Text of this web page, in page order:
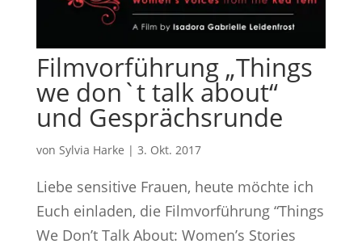
Filmvorführung „Things
we don`t talk about“
und Gesprächsrunde
von Sylvia Harke | 3. Okt. 2017
Liebe sensitive Frauen, heute möchte ich
Euch einladen, die Filmvorführung “Things
We Don’t Talk About: Women’s Stories